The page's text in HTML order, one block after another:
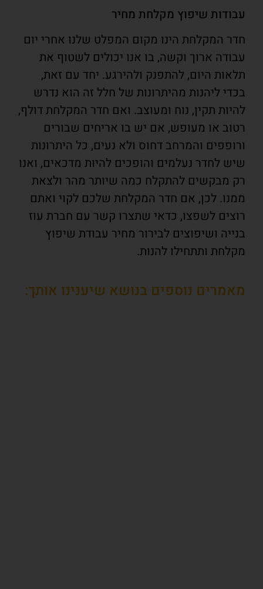
עבודות שיפוץ מקלחת מחיר
חדר המקלחת הינו מקום המפלט שלנו אחרי יום
עבודה ארוך וקשה, בו אנו יכולים לשטוף את
תלאות היום, להתפנק ולהירגע. יחד עם זאת,
בכדי ליהנות מהיתרונות של חלל זה הוא נדרש
להיות תקין, נוח ומעוצב. ואם חדר המקלחת דולף,
רטוב או מעופש, אם יש בו אריחים שבורים
ורופפים והמרחב דחוס ולא נעים, כל היתרונות
שיש לחדר נעלמים והופכים להיות מדכאים, ואנו
רק מבקשים להתקלח כמה שיותר מהר ולצאת
ממנו. לכן, אם חדר המקלחת שלכם לקוי ואתם
רוצים לשפצו, כדאי שתצרו קשר עם חברת עוז
בנייה ושיפוצים לבירור מחיר עבודת שיפוץ
מקלחת ותתחילו להנות.
מאמרים נוספים בנושא שיענינו אותך: